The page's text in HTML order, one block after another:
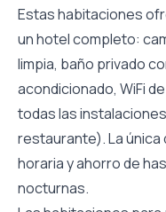
Estas habitaciones
un hotel completo:
limpia, baño privado
acondicionado, WiFi
todas las
restaurante). La única
horaria y ahorro de
nocturnas.